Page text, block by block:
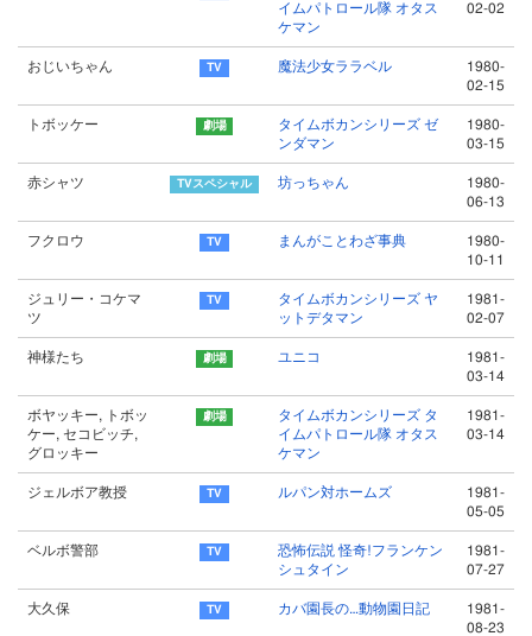
イムパトロール隊 オタス
ケマン
02-02
おじいちゃん 魔法少女ララベル
1980-
02-15
トボッケー
タイムボカンシリーズ ゼ
ンダマン
1980-
03-15
赤シャツ 坊っちゃん
1980-
06-13
フクロウ まんがことわざ事典
1980-
10-11
ジュリー・コケマ
ツ
タイムボカンシリーズ ヤ
ットデタマン
1981-
02-07
神様たち ユニコ
1981-
03-14
ボヤッキー, トボッ
ケー, セコビッチ,
グロッキー
タイムボカンシリーズ タ
イムパトロール隊 オタス
ケマン
1981-
03-14
ジェルボア教授 ルパン対ホームズ
1981-
05-05
ベルボ警部
恐怖伝説 怪奇!フランケン
シュタイン
1981-
07-27
大久保 カバ園長の…動物園日記
1981-
08-23